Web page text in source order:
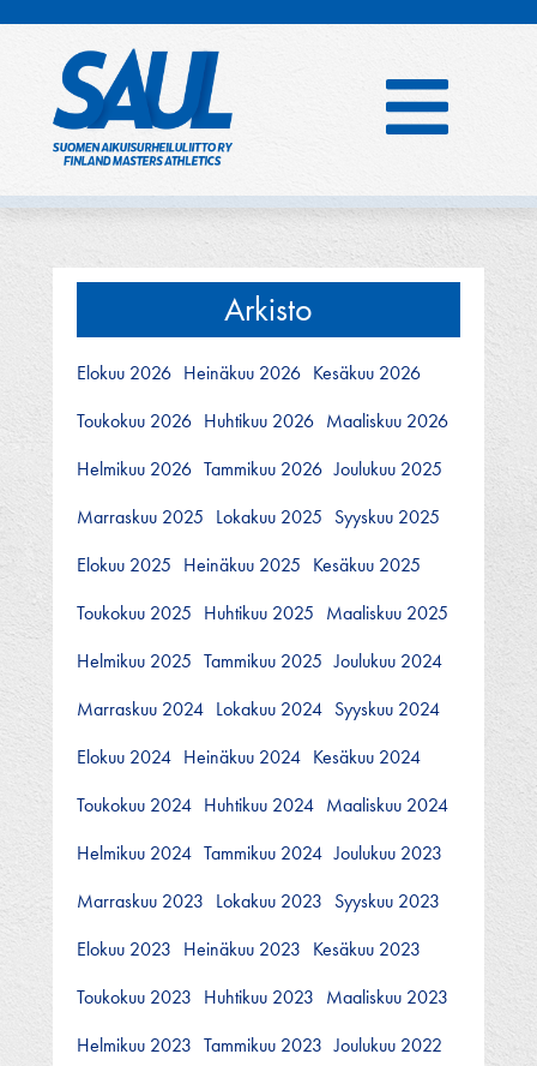
Arkisto
Elokuu 2026 Heinäkuu 2026 Kesäkuu 2026
Toukokuu 2026 Huhtikuu 2026 Maaliskuu 2026
Helmikuu 2026 Tammikuu 2026 Joulukuu 2025
Marraskuu 2025 Lokakuu 2025 Syyskuu 2025
Elokuu 2025 Heinäkuu 2025 Kesäkuu 2025
Toukokuu 2025 Huhtikuu 2025 Maaliskuu 2025
Helmikuu 2025 Tammikuu 2025 Joulukuu 2024
Marraskuu 2024 Lokakuu 2024 Syyskuu 2024
Elokuu 2024 Heinäkuu 2024 Kesäkuu 2024
Toukokuu 2024 Huhtikuu 2024 Maaliskuu 2024
Helmikuu 2024 Tammikuu 2024 Joulukuu 2023
Marraskuu 2023 Lokakuu 2023 Syyskuu 2023
Elokuu 2023 Heinäkuu 2023 Kesäkuu 2023
Toukokuu 2023 Huhtikuu 2023 Maaliskuu 2023
Helmikuu 2023 Tammikuu 2023 Joulukuu 2022